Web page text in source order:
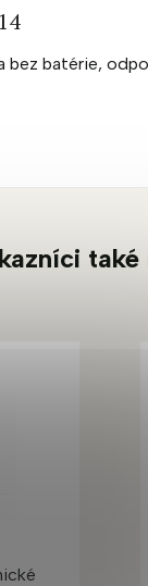
bez batérie,
také